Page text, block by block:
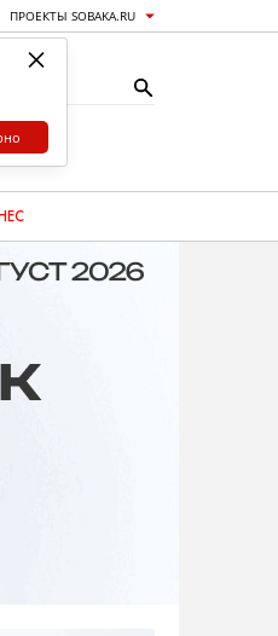
ПРОЕКТЫ SOBAKA.RU
×